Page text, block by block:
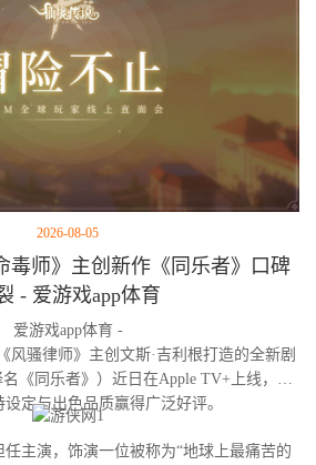
2026-08-05
毒师》主创新作《同乐者》口碑
- 爱游戏app体育
爱游戏app体育 -
骚律师》主创文斯·吉利根打造的全新剧
《同乐者》）近日在Apple TV+上线，迅
定与出色品质赢得广泛好评。
主演，饰演一位被称为“地球上最痛苦的